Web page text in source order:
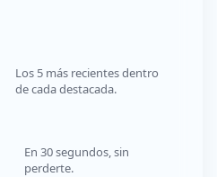
Los 5 más recientes dentro
de cada destacada.
En 30 segundos, sin
perderte.